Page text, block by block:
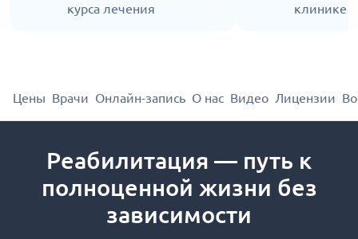
курса лечения
клинике
Цены Врачи Онлайн-запись О нас Видео Лицензии
Реабилитация — путь к
полноценной жизни без
зависимости